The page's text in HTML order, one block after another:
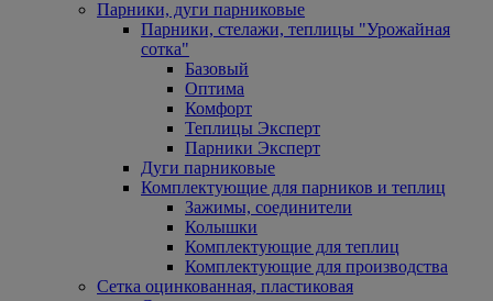
Парники, дуги парниковые
Парники, стелажи, теплицы "Урожайная
сотка"
Базовый
Оптима
Комфорт
Теплицы Эксперт
Парники Эксперт
Дуги парниковые
Комплектующие для парников и теплиц
Зажимы, соединители
Колышки
Комплектующие для теплиц
Комплектующие для производства
Сетка оцинкованная, пластиковая